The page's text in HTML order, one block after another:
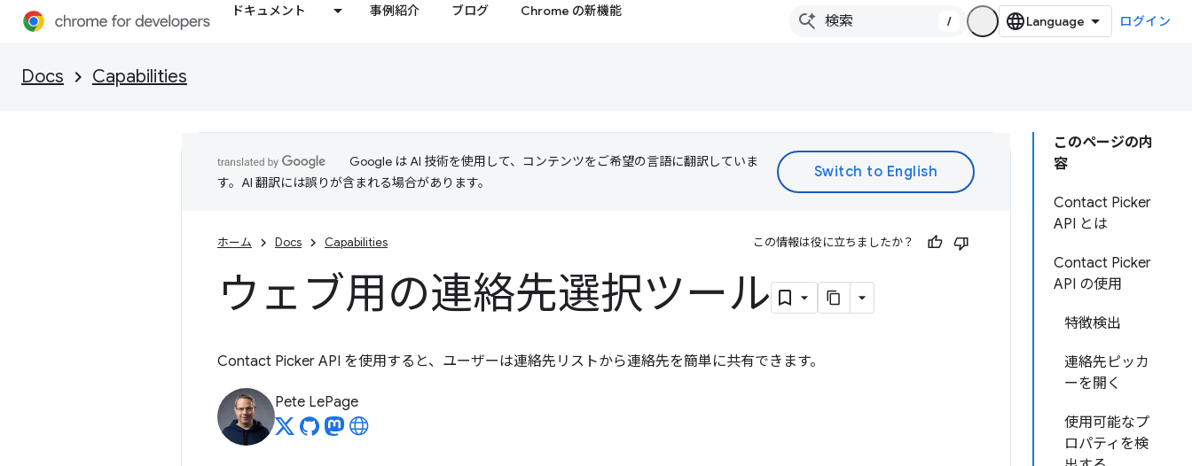
ドキュメント 事例紹介 ブログ Chrome の新機能
/ ログイン
Docs Capabilities
このページの内
容
Contact Picker
API とは
Contact Picker
API の使用
特徴検出
連絡先ピッカ
ーを開く
使用可能なプ
ロパティを検
Google は AI 技術を使用して、コンテンツをご希望の言語に翻訳していま
す。AI 翻訳には誤りが含まれる場合があります。
ホーム Docs Capabilities この情報は役に立ちましたか？
ウェブ用の連絡先選択ツール
Contact Picker API を使用すると、ユーザーは連絡先リストから連絡先を簡単に共有できます。
Pete LePage